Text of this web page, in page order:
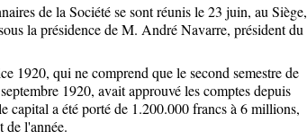
de la Société se sont réunis le 23 juin, au Siège,
la présidence de M. André Navarre, président du
1920, qui ne comprend que le second semestre de
1920, avait approuvé les comptes depuis
capital a été porté de 1.200.000 francs à 6 millions,
de l'année.